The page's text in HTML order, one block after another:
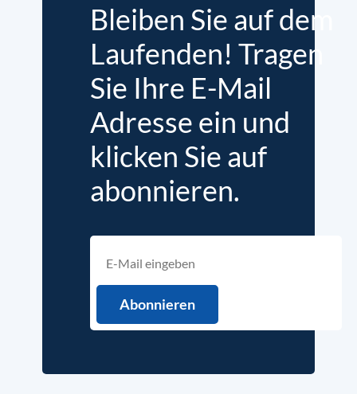
Bleiben Sie auf dem
Laufenden! Tragen
Sie Ihre E-Mail
Adresse ein und
klicken Sie auf
abonnieren.